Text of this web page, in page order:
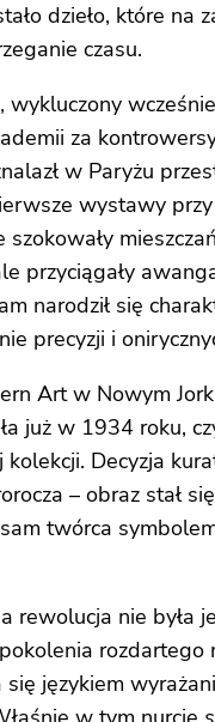
dzieło, które na
czasu.
, wykluczony
za
w Paryżu
wystawy
przyciągały
narodził się
precyzji i
Art w Nowym
już w 1934 roku,
kolekcji. Decyzja
– obraz stał
twórca
rewolucja nie była
rozdartego
się językiem